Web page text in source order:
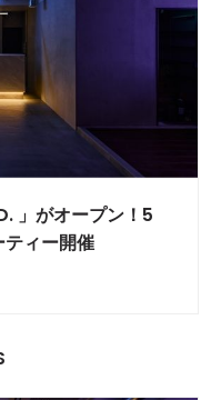
」がオープン！5
ィー開催